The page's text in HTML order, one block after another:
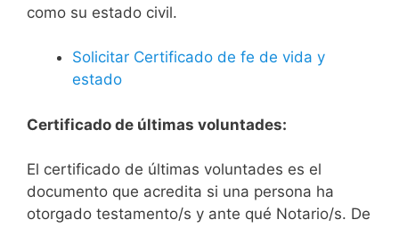
como su estado civil.
Solicitar Certificado de fe de vida y
estado
Certificado de últimas voluntades:
El certificado de últimas voluntades es el
documento que acredita si una persona ha
otorgado testamento/s y ante qué Notario/s. De